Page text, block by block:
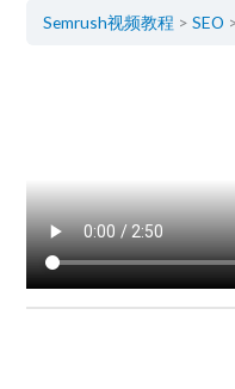
Semrush视频教程 SEO